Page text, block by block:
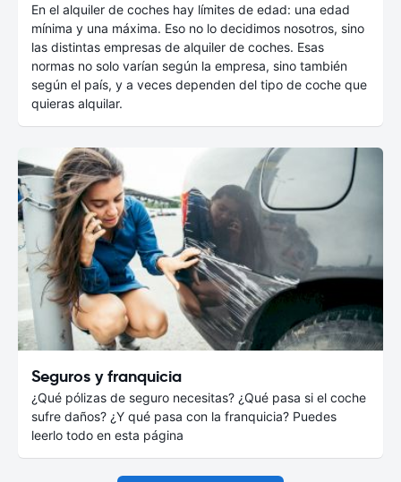
En el alquiler de coches hay límites de edad: una edad
mínima y una máxima. Eso no lo decidimos nosotros, sino
las distintas empresas de alquiler de coches. Esas
normas no solo varían según la empresa, sino también
según el país, y a veces dependen del tipo de coche que
quieras alquilar.
Seguros y franquicia
¿Qué pólizas de seguro necesitas? ¿Qué pasa si el coche
sufre daños? ¿Y qué pasa con la franquicia? Puedes
leerlo todo en esta página